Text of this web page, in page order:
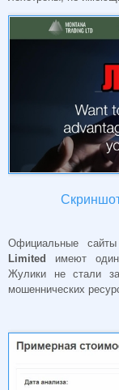
Официальные сайты
Limited имеют
Жулики не стали
мошеннических